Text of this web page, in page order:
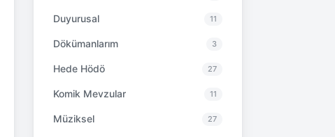
Duyurusal 11
Dökümanlarım 3
Hede Hödö 27
Komik Mevzular 11
Müziksel 27